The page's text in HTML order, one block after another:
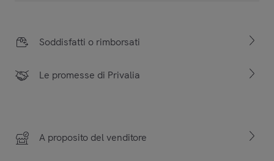
Soddisfatti o rimborsati
Le promesse di Privalia
A proposito del venditore